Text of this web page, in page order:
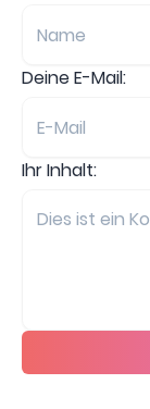
Deine E-Mail:
Ihr Inhalt: